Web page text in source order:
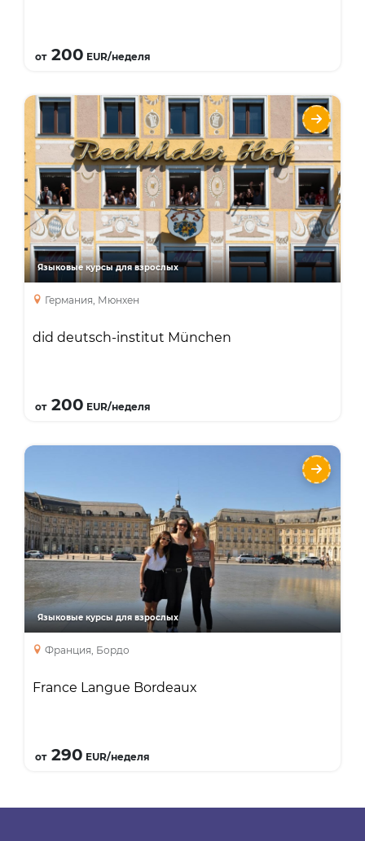
от200 EUR/неделя
Языковые курсы для взрослых
Германия, Мюнхен
did deutsch-institut München
от200 EUR/неделя
did deutsch-institut München
Курсы
Языки
Интенсивный курс
Курсы для учителей
Занятия с преподавателем один на один
Бизнес курс
курс подготовки к экзаменам
Языковые курсы для взрослых
Франция, Бордо
France Langue Bordeaux
от290 EUR/неделя
France Langue Bordeaux
Интенсивный курс
Курсы для учителей
Занятия с преподавателем один на один
Бизнес курс
курс подготовки к экзаменам